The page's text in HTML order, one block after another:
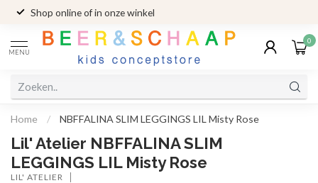
Shop online of in onze winkel
MENU
0
Home / NBFFALINA SLIM LEGGINGS LIL Misty Rose
Lil' Atelier NBFFALINA SLIM
LEGGINGS LIL Misty Rose
LIL' ATELIER